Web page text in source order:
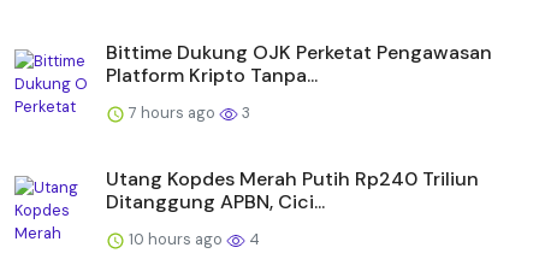
Bittime Dukung OJK Perketat Pengawasan
Platform Kripto Tanpa...
7 hours ago 3
Utang Kopdes Merah Putih Rp240 Triliun
Ditanggung APBN, Cici...
10 hours ago 4